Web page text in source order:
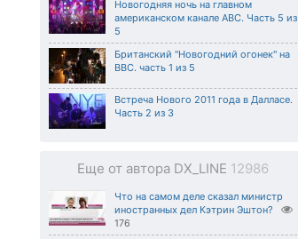
Новогодняя ночь на главном
американском канале ABC. Часть 5 из
5
Британский "Новогодний огонек" на
BBC. часть 1 из 5
Встреча Нового 2011 года в Далласе.
Часть 2 из 3
Еще от автора DX_LINE 12986
Что на самом деле сказал министр
иностранных дел Кэтрин Эштон?
176